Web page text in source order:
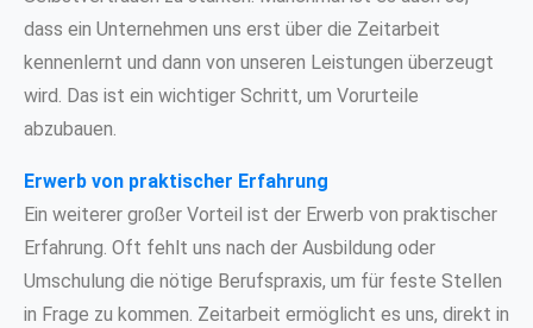
dass ein Unternehmen uns erst über die Zeitarbeit
kennenlernt und dann von unseren Leistungen überzeugt
wird. Das ist ein wichtiger Schritt, um Vorurteile
abzubauen.
Erwerb von praktischer Erfahrung
Ein weiterer großer Vorteil ist der Erwerb von praktischer
Erfahrung. Oft fehlt uns nach der Ausbildung oder
Umschulung die nötige Berufspraxis, um für feste Stellen
in Frage zu kommen. Zeitarbeit ermöglicht es uns, direkt in